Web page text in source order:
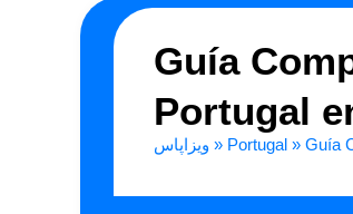
Guía
Portugal
ویزاپاس » Portugal» Guía